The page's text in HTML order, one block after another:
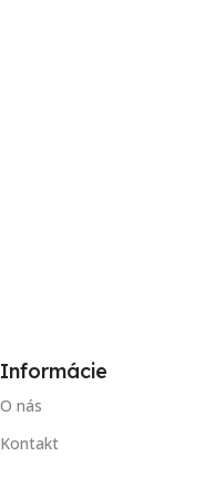
Informácie
O nás
Kontakt